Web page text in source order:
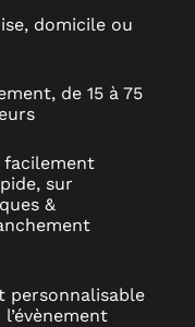
domicile ou
de 15 à 75
facilement
sur
&
personnalisable